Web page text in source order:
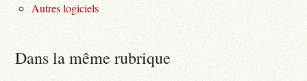
Autres logiciels
Dans la même rubrique